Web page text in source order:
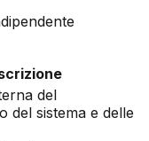
del
del sistema e delle